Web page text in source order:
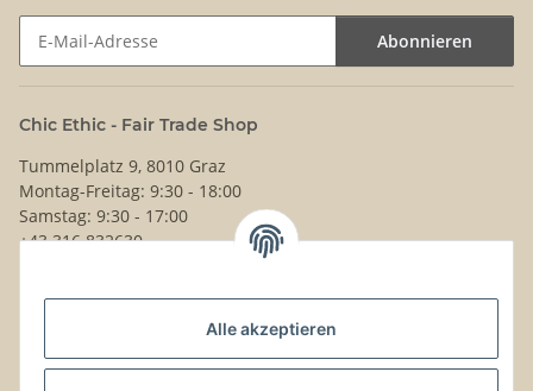
Alle akzeptieren
Abonnieren
Chic Ethic - Fair Trade Shop
Tummelplatz 9, 8010 Graz
Montag-Freitag: 9:30 - 18:00
Samstag: 9:30 - 17:00
+43 316 832630